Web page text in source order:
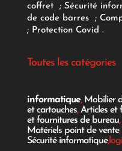
coffret ; Sécurité
de code barres
;
; Protection Covid .
Toutes les catégories
informatique, Mobilier
et cartouches,Articles et
et fournitures de bureau,
Matériels point de vente,
Sécurité informatique